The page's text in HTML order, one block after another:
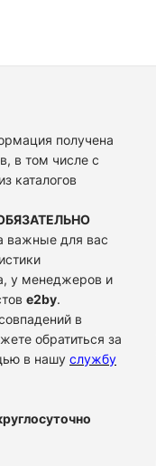
получена
в том числе с
каталогов
важные для вас
у менеджеров и
e2by.
в
обратиться за
в нашу службу